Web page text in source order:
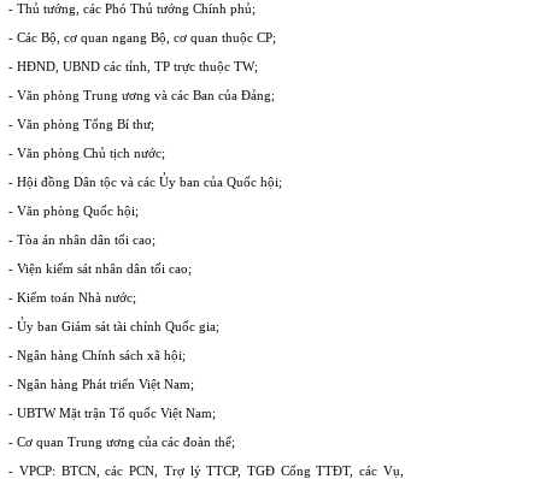
- Thủ tướng, các Phó Thủ tướng Chính phủ;
- Các Bộ, cơ quan ngang Bộ, cơ quan thuộc CP;
- HĐND, UBND các tỉnh, TP trực thuộc TW;
- Văn phòng Trung ương và các Ban của Đảng;
- Văn phòng Tổng Bí thư;
- Văn phòng Chủ tịch nước;
- Hội đồng Dân tộc và các Ủy ban của Quốc hội;
- Văn phòng Quốc hội;
- Tòa án nhân dân tối cao;
- Viện kiểm sát nhân dân tối cao;
- Kiểm toán Nhà nước;
- Ủy ban Giám sát tài chính Quốc gia;
- Ngân hàng Chính sách xã hội;
- Ngân hàng Phát triển Việt Nam;
- UBTW Mặt trận Tổ quốc Việt Nam;
- Cơ quan Trung ương của các đoàn thể;
- VPCP: BTCN, các PCN, Trợ lý TTCP, TGĐ Cổng TTĐT, các Vụ,